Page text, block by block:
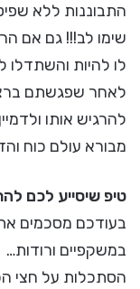
התבוננות ללא
שימו לב!!! גם אם
לו להיות והשתדלו
לאחר שפגשתם
להרגיש אותו
מבורא עולם כוח
טיפ שיסייע לכם
בעודכם מסכמים
במשקפיים ורודות…
הסתכלות על חצי